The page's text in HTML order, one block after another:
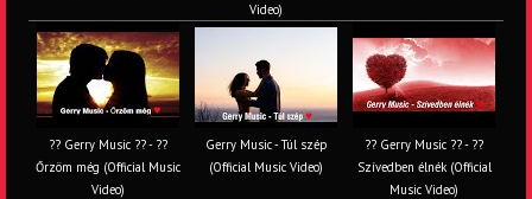
Video)
?? Gerry Music ?? - ??
Őrzöm még (Official Music
Video)
Gerry Music - Túl szép
(Official Music Video)
?? Gerry Music ?? - ??
Szívedben élnék (Official
Music Video)